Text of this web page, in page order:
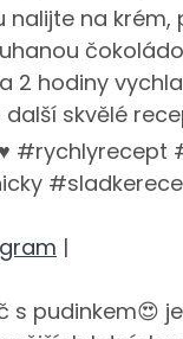
nalijte na
2 hodiny
skvělé
#rychlyrecept
|